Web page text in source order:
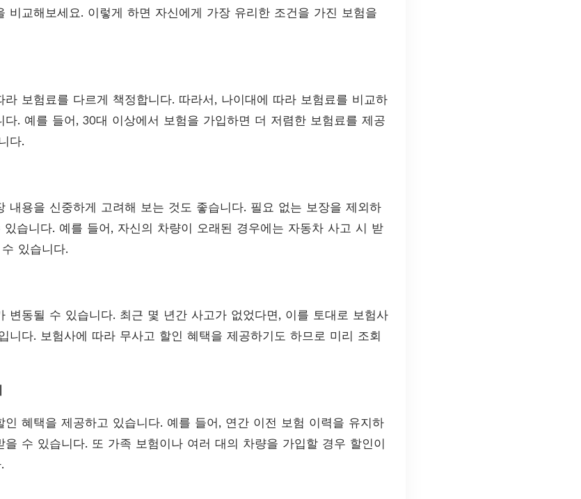
비교해보세요. 이렇게 하면 자신에게 가장 유리한 조건을 가진 보험을
라 보험료를 다르게 책정합니다. 따라서, 나이대에 따라 보험료를 비교하
다. 예를 들어, 30대 이상에서 보험을 가입하면 더 저렴한 보험료를 제공
다.
내용을 신중하게 고려해 보는 것도 좋습니다. 필요 없는 보장을 제외하
습니다. 예를 들어, 자신의 차량이 오래된 경우에는 자동차 사고 시 받
있습니다.
변동될 수 있습니다. 최근 몇 년간 사고가 없었다면, 이를 토대로 보험사
니다. 보험사에 따라 무사고 할인 혜택을 제공하기도 하므로 미리 조회
인 혜택을 제공하고 있습니다. 예를 들어, 연간 이전 보험 이력을 유지하
을 수 있습니다. 또 가족 보험이나 여러 대의 차량을 가입할 경우 할인이